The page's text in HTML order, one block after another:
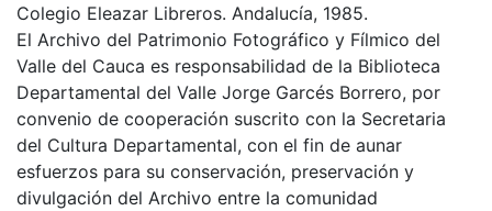
Colegio Eleazar Libreros. Andalucía, 1985.
El Archivo del Patrimonio Fotográfico y Fílmico del
Valle del Cauca es responsabilidad de la Biblioteca
Departamental del Valle Jorge Garcés Borrero, por
convenio de cooperación suscrito con la Secretaria
del Cultura Departamental, con el fin de aunar
esfuerzos para su conservación, preservación y
divulgación del Archivo entre la comunidad